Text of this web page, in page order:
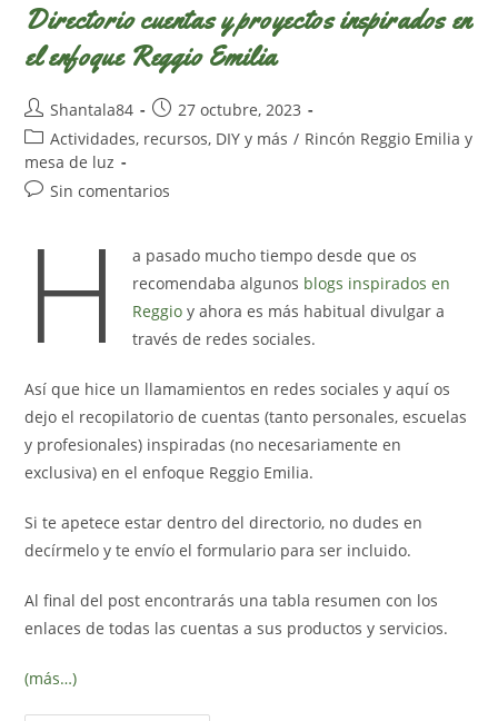
Directorio cuentas y proyectos inspirados en
el enfoque Reggio Emilia
Autor
de
la
entrada:
Shantala84
Publicación
de
27 octubre, 2023
Categoría
de
la
Actividades, recursos, DIY y más / Rincón Reggio Emilia y
mesa de luz
Comentarios
Sin comentarios
H
a pasado mucho tiempo desde que os
recomendaba algunos blogs inspirados en
Reggio y ahora es más habitual divulgar a
través de redes sociales.
Así que hice un llamamientos en redes sociales y aquí os
dejo el recopilatorio de cuentas (tanto personales, escuelas
y profesionales) inspiradas (no necesariamente en
exclusiva) en el enfoque Reggio Emilia.
Si te apetece estar dentro del directorio, no dudes en
decírmelo y te envío el formulario para ser incluido.
Al final del post encontrarás una tabla resumen con los
enlaces de todas las cuentas a sus productos y servicios.
(más…)